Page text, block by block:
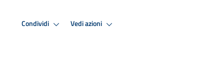
Condividi Vedi azioni